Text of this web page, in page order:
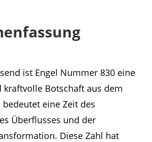
ist Engel Nummer 830 eine
kraftvolle Botschaft aus dem
bedeutet eine Zeit des
Überflusses und der
Diese Zahl hat